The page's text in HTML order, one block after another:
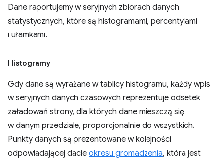
Dane raportujemy w seryjnych zbiorach danych
statystycznych, które są histogramami, percentylami
i ułamkami.
Histogramy
Gdy dane są wyrażane w tablicy histogramu, każdy wpis
w seryjnych danych czasowych reprezentuje odsetek
załadowań strony, dla których dane mieszczą się
w danym przedziale, proporcjonalnie do wszystkich.
Punkty danych są prezentowane w kolejności
odpowiadającej dacie okresu gromadzenia, która jest